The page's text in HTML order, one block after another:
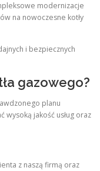
modernizacje
na nowoczesne kotły
i bezpiecznych
gazowego?
planu
wysoką jakość usług oraz
z naszą firmą oraz